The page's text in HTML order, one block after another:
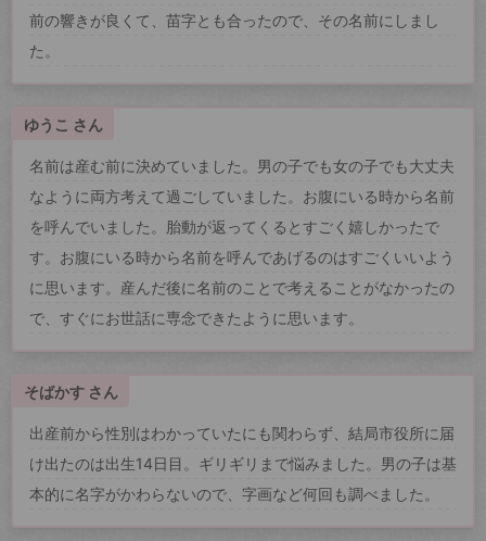
前の響きが良くて、苗字とも合ったので、その名前にしまし
た。
ゆうこ さん
名前は産む前に決めていました。男の子でも女の子でも大丈夫
なように両方考えて過ごしていました。お腹にいる時から名前
を呼んでいました。胎動が返ってくるとすごく嬉しかったで
す。お腹にいる時から名前を呼んであげるのはすごくいいよう
に思います。産んだ後に名前のことで考えることがなかったの
で、すぐにお世話に専念できたように思います。
そばかす さん
出産前から性別はわかっていたにも関わらず、結局市役所に届
け出たのは出生14日目。ギリギリまで悩みました。男の子は基
本的に名字がかわらないので、字画など何回も調べました。